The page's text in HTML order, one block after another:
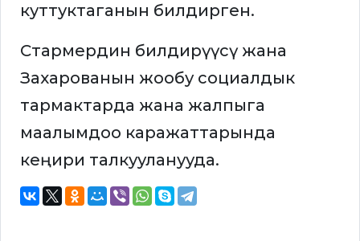
куттуктаганын билдирген.
Стармердин билдирүүсү жана
Захарованын жообу социалдык
тармактарда жана жалпыга
маалымдоо каражаттарында
кеңири талкууланууда.